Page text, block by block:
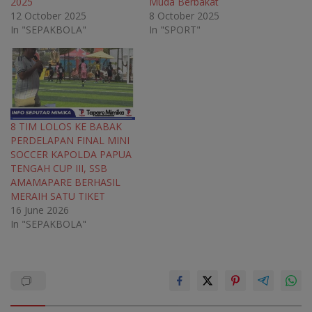
o
w
)
w
12 October 2025
In "SEPAKBOLA"
8 October 2025
In "SPORT"
8 TIM LOLOS KE BABAK
PERDELAPAN FINAL MINI
SOCCER KAPOLDA PAPUA
TENGAH CUP III, SSB
AMAMAPARE BERHASIL
MERAIH SATU TIKET
16 June 2026
In "SEPAKBOLA"